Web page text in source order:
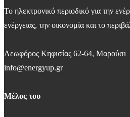
Το ηλεκτρονικό περιοδικό για την
ενέργειας, την οικονομία και το
Λεωφόρος Κηφισίας 62-64, Μαρούσι
info@energyup.gr
Μέλος του